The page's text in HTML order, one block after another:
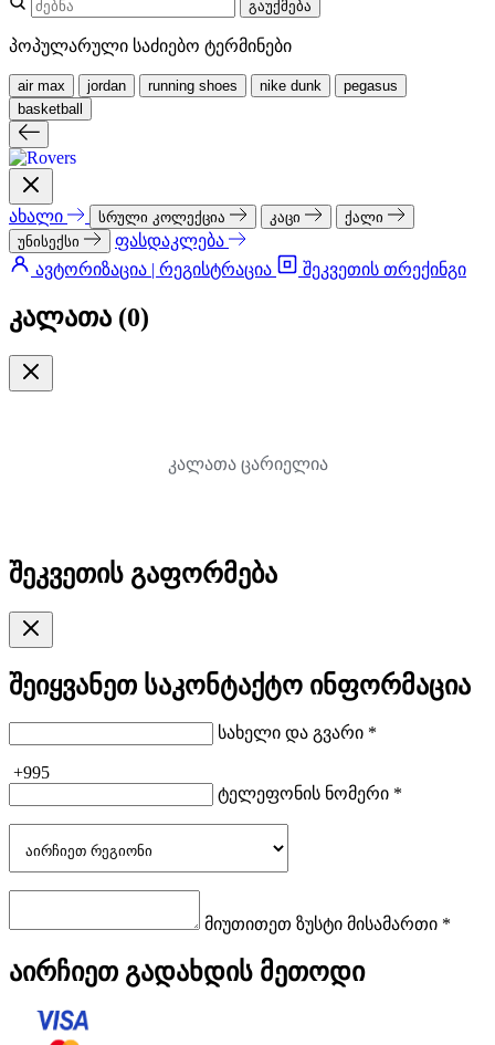
გაუქმება
პოპულარული საძიებო ტერმინები
air max jordan running shoes nike dunk
pegasus
basketball
ახალი სრული კოლექცია კაცი
ქალი
უნისექსი
ფასდაკლება
ავტორიზაცია | რეგისტრაცია
შეკვეთის თრექინგი
კალათა (0)
კალათა ცარიელია
შეკვეთის გაფორმება
შეიყვანეთ საკონტაქტო ინფორმაცია
სახელი და გვარი *
+995
ტელეფონის ნომერი *
მიუთითეთ ზუსტი მისამართი *
აირჩიეთ გადახდის მეთოდი